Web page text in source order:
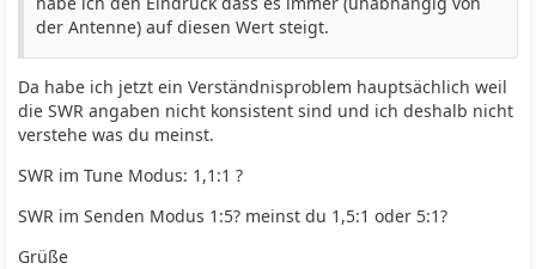
der Antenne) auf diesen Wert steigt.
Da habe ich jetzt ein Verständnisproblem hauptsächlich weil
die SWR angaben nicht konsistent sind und ich deshalb nicht
verstehe was du meinst.
SWR im Tune Modus: 1,1:1 ?
SWR im Senden Modus 1:5? meinst du 1,5:1 oder 5:1?
Grüße